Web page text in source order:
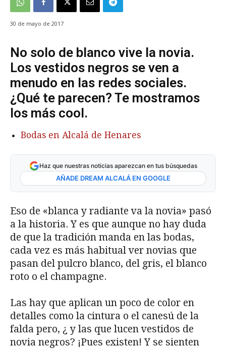
30 de mayo de 2017
No solo de blanco vive la novia.
Los vestidos negros se ven a
menudo en las redes sociales.
¿Qué te parecen? Te mostramos
los más cool.
Bodas en Alcalá de Henares
Haz que nuestras noticias aparezcan en tus búsquedas
AÑADE DREAM ALCALÁ EN GOOGLE
Eso de «blanca y radiante va la novia» pasó
a la historia. Y es que aunque no hay duda
de que la tradición manda en las bodas,
cada vez es más habitual ver novias que
pasan del pulcro blanco, del gris, el blanco
roto o el champagne.
Las hay que aplican un poco de color en
detalles como la cintura o el canesú de la
falda pero, ¿ y las que lucen vestidos de
novia negros? ¡Pues existen! Y se sienten